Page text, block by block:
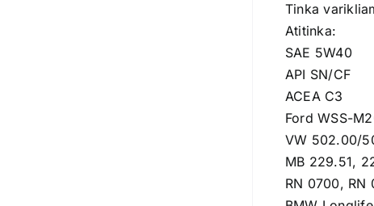
Tinka
Atitinka:
SAE 5W40
API SN/CF
ACEA C3
Ford WSS-
VW 502.00/
MB 229.51,
RN 0700, RN